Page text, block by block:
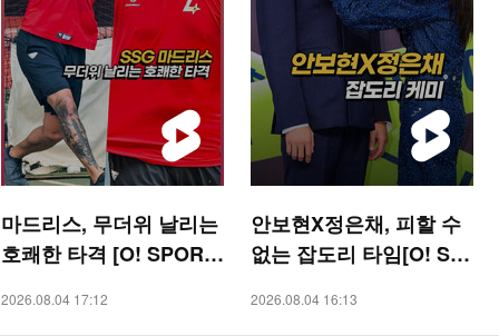
마드리스, 무더위 날리는
호쾌한 타격 [O! SPORT
2026.08.04 17:12
안보현X정은채, 피할 수
없는 잡도리 타임[O! ST
2026.08.04 16:13